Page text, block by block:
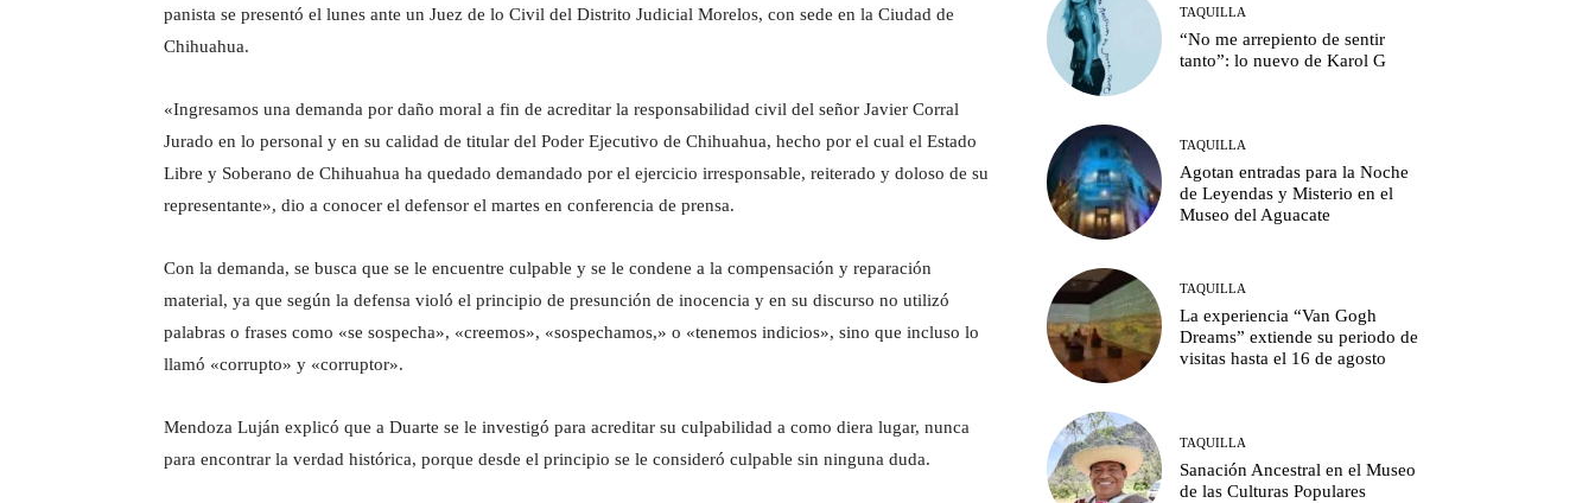
panista se presentó el lunes ante un Juez de lo Civil del Distrito Judicial Morelos, con sede en la Ciudad de
Chihuahua.
«Ingresamos una demanda por daño moral a fin de acreditar la responsabilidad civil del señor Javier Corral
Jurado en lo personal y en su calidad de titular del Poder Ejecutivo de Chihuahua, hecho por el cual el Estado
Libre y Soberano de Chihuahua ha quedado demandado por el ejercicio irresponsable, reiterado y doloso de su
representante», dio a conocer el defensor el martes en conferencia de prensa.
Con la demanda, se busca que se le encuentre culpable y se le condene a la compensación y reparación
material, ya que según la defensa violó el principio de presunción de inocencia y en su discurso no utilizó
palabras o frases como «se sospecha», «creemos», «sospechamos,» o «tenemos indicios», sino que incluso lo
llamó «corrupto» y «corruptor».
Mendoza Luján explicó que a Duarte se le investigó para acreditar su culpabilidad a como diera lugar, nunca
para encontrar la verdad histórica, porque desde el principio se le consideró culpable sin ninguna duda.
TAQUILLA
“No me arrepiento de sentir
tanto”: lo nuevo de Karol G
TAQUILLA
Agotan entradas para la Noche
de Leyendas y Misterio en el
Museo del Aguacate
TAQUILLA
La experiencia “Van Gogh
Dreams” extiende su periodo de
visitas hasta el 16 de agosto
TAQUILLA
Sanación Ancestral en el Museo
de las Culturas Populares